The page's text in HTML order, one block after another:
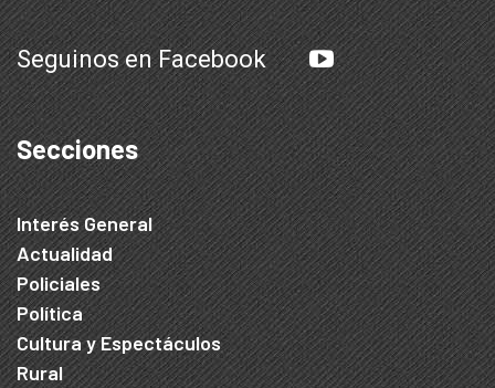
Seguinos en Facebook
Secciones
Interés General
Actualidad
Policiales
Política
Cultura y Espectáculos
Rural